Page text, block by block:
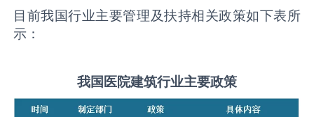
目前我国行业主要管理及扶持相关政策如下表所
示：
我国 医院建筑行业主要政策